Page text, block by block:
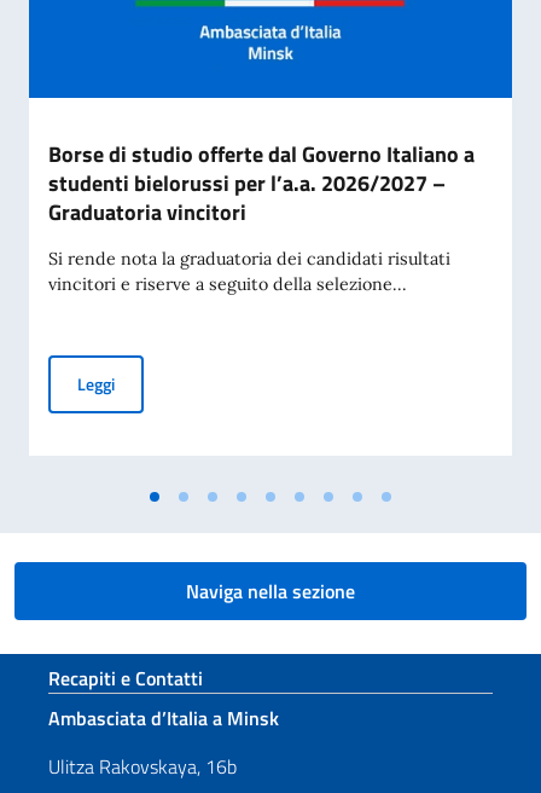
Borse di studio offerte dal Governo Italiano a
studenti bielorussi per l’a.a. 2026/2027 –
Graduatoria vincitori
Si rende nota la graduatoria dei candidati risultati
vincitori e riserve a seguito della selezione...
LeggiBorse di studio offerte dal Governo Italiano a studenti
Naviga nella sezione
Sezione footer
Recapiti e Contatti
Ambasciata d’Italia a Minsk
Ulitza Rakovskaya, 16b